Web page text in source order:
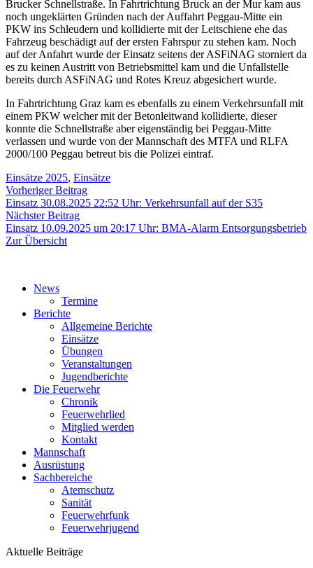
Brucker Schnellstraße. In Fahrtrichtung Bruck an der Mur kam aus
noch ungeklärten Gründen nach der Auffahrt Peggau-Mitte ein
PKW ins Schleudern und kollidierte mit der Leitschiene ehe das
Fahrzeug beschädigt auf der ersten Fahrspur zu stehen kam. Noch
auf der Anfahrt wurde der Einsatz seitens der ASFiNAG storniert da
es zu keinen Austritt von Betriebsmittel kam und die Unfallstelle
bereits durch ASFiNAG und Rotes Kreuz abgesichert wurde.
In Fahrtrichtung Graz kam es ebenfalls zu einem Verkehrsunfall mit
einem PKW welcher mit der Betonleitwand kollidierte, dieser
konnte die Schnellstraße aber eigenständig bei Peggau-Mitte
verlassen und wurde von der Mannschaft des MTFA und RLFA
2000/100 Peggau betreut bis die Polizei eintraf.
Einsätze 2025, Einsätze
Beitragsnavigation
Vorheriger BeitragVorheriger
Beitrag:
Einsatz 30.08.2025 22:52 Uhr: Verkehrsunfall auf der S35
Nächster BeitragNächster
Beitrag:
Einsatz 10.09.2025 um 20:17 Uhr: BMA-Alarm Entsorgungsbetrieb
Zur Übersicht
News
Termine
Berichte
Allgemeine Berichte
Einsätze
Übungen
Veranstaltungen
Jugendberichte
Die Feuerwehr
Chronik
Feuerwehrlied
Mitglied werden
Kontakt
Mannschaft
Ausrüstung
Sachbereiche
Atemschutz
Sanität
Feuerwehrfunk
Feuerwehrjugend
Aktuelle Beiträge